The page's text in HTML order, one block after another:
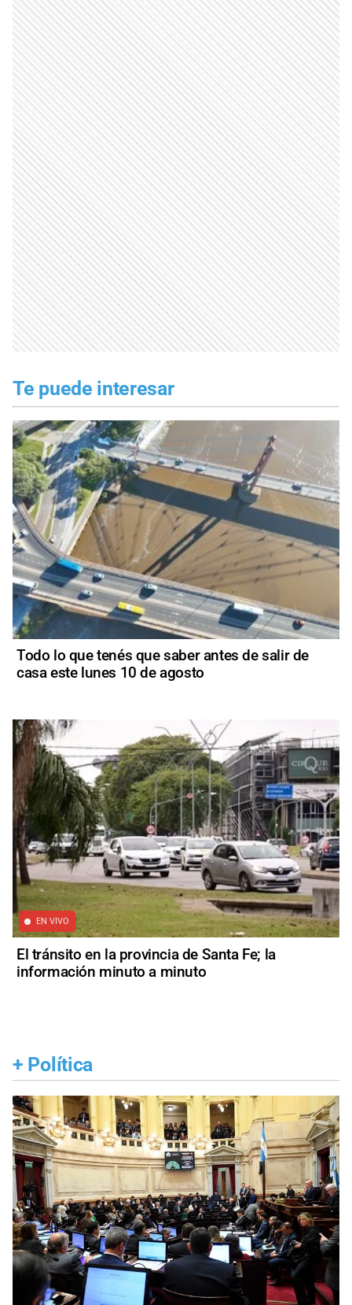
Te puede interesar
Todo lo que tenés que saber antes de salir de
casa este lunes 10 de agosto
EN VIVO
El tránsito en la provincia de Santa Fe; la
información minuto a minuto
+ Política